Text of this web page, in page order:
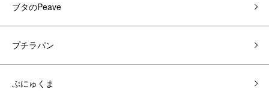
ブタのPeave
プチラパン
ぷにゅくま